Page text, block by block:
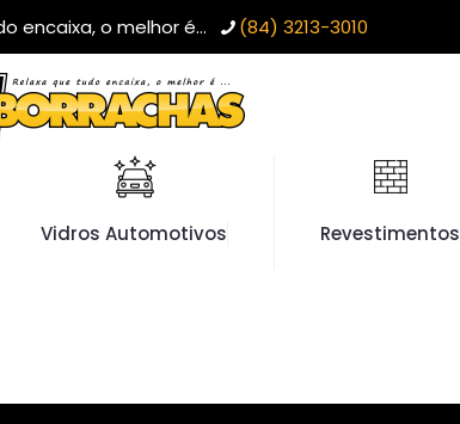
encaixa, o melhor é... (84) 3213-3010
Vidros Automotivos Revestimentos